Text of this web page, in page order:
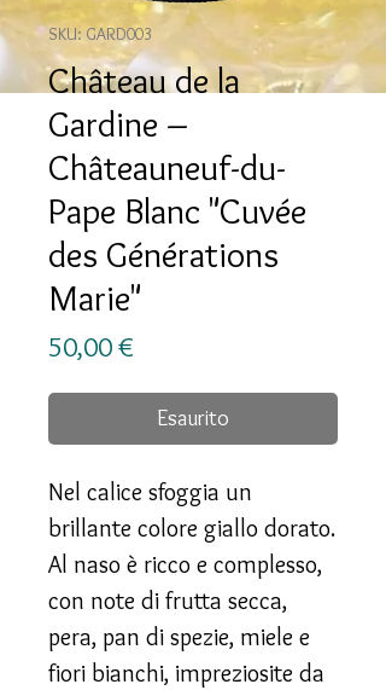
SKU: GARD003
Château de la
Gardine –
Châteauneuf-du-
Pape Blanc "Cuvée
des Générations
Marie"
50,00 €
Esaurito
Nel calice sfoggia un
brillante colore giallo dorato.
Al naso è ricco e complesso,
con note di frutta secca,
pera, pan di spezie, miele e
fiori bianchi, impreziosite da